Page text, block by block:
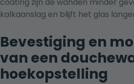
kalkaanslag en blijft het glas
Bevestiging en
van een
hoekopstelling